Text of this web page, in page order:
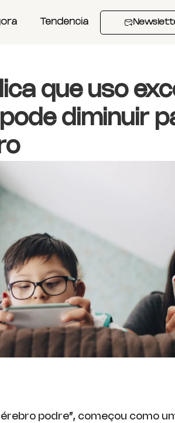
Tendência
que uso
diminuir
podre”, começou como